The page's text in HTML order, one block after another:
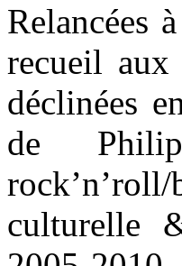
Relancées
recueil aux
déclinées
de
culturelle